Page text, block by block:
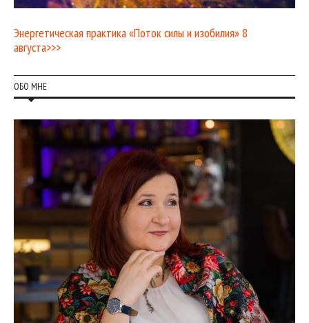
Энергетическая практика «Поток силы и изобилия» 8
августа>>>
ОБО МНЕ